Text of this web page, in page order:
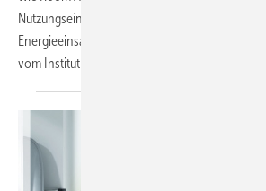
Nutzungs­einheit eingesetzt werden kann und
Energieeinsatzes beiträgt, erläutert ­Prof. Dr.-
vom Institut für Technische Gebäudeausrüstung